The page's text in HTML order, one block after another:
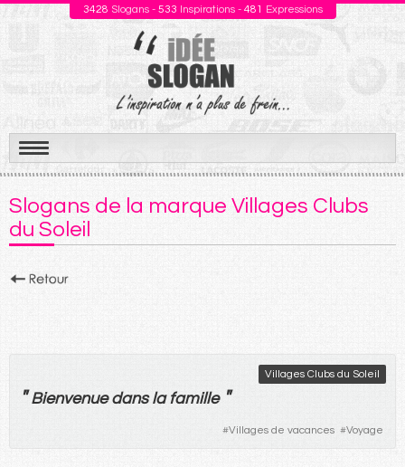
3428 Slogans - 533 Inspirations - 481 Expressions
Aller
au
contenu
Slogans de la marque Villages Clubs
du Soleil
Villages Clubs du Soleil
" Bienvenue dans la famille "
#Villages de vacances #Voyage